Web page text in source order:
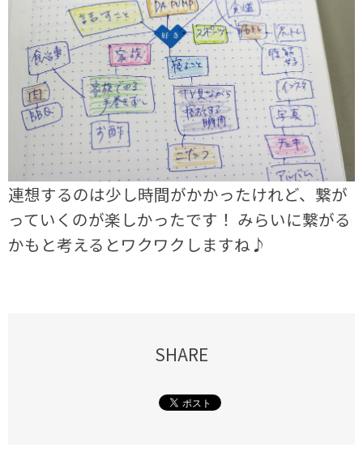
連想するのは少し時間がかかったけれど、繋が
っていくのが楽しかったです！ みらいに繋がる
かもと考えるとワクワクしますね♪
SHARE